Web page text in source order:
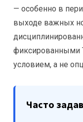
— особенно в
выходе важных
фиксированными
условием, а не
Часто